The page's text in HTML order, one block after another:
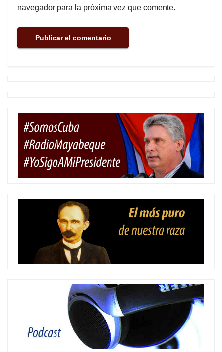
navegador para la próxima vez que comente.